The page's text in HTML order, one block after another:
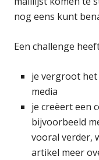
nog eens kunt
Een challenge
je vergroot
media
je creëert een
bijvoorbeeld
vooral verder,
artikel meer